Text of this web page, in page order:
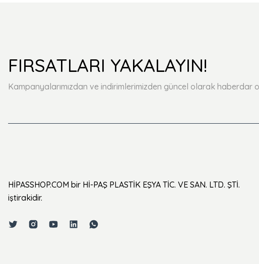
FIRSATLARI YAKALAYIN!
Kampanyalarımızdan ve indirimlerimizden güncel olarak haberdar
HİPASSHOP.COM bir Hİ-PAŞ PLASTİK EŞYA TİC. VE SAN. LTD. ŞTİ.
iştirakidir.